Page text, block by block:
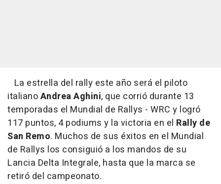
La estrella del rally este año será el piloto
italianoAndrea Aghini, que corrió durante 13
temporadas el Mundial de Rallys - WRC y logró
117 puntos, 4 podiums y la victoria en el Rally de
San Remo. Muchos de sus éxitos en el Mundial
de Rallys los consiguió a los mandos de su
Lancia Delta Integrale, hasta que la marca se
retiró del campeonato.